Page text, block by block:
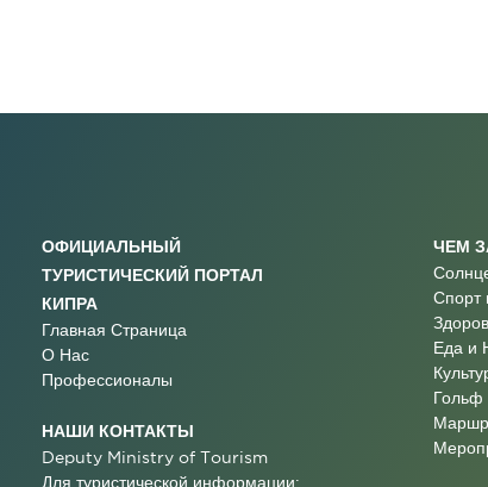
ОФИЦИАЛЬНЫЙ
ТУРИСТИЧЕСКИЙ ПОРТАЛ
КИПРА
Главная Страница
О Нас
Профессионалы
НАШИ КОНТАКТЫ
Deputy Ministry of Tourism
Для туристической информации:
ЧЕМ
Спорт
Еда и
Гольф